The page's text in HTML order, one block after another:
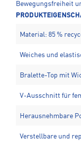
Bewegungsfreiheit
Material: 85 %
Weiches und
Bralette-Top mit
V-Ausschnitt für
Herausnehmbare
Verstellbare und